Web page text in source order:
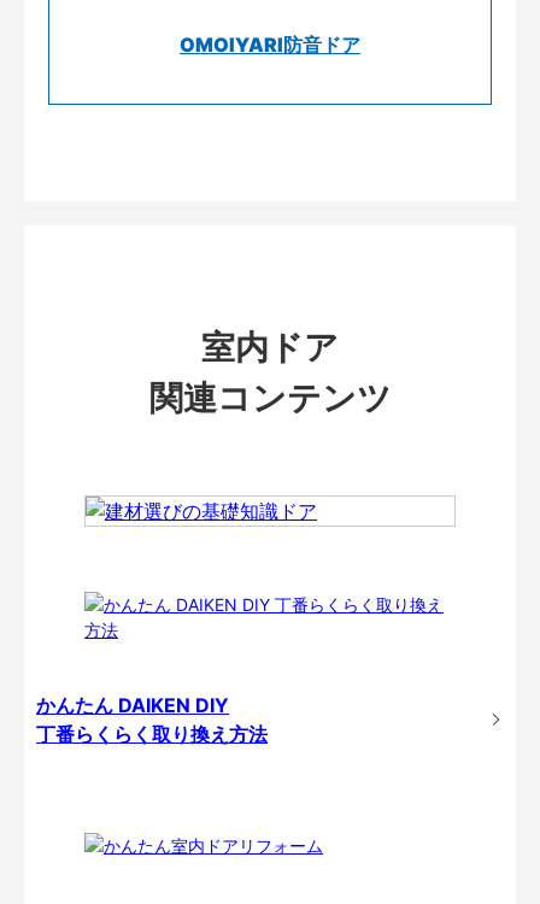
OMOIYARI防音ドア
室内ドア
関連コンテンツ
かんたん DAIKEN DIY
丁番らくらく取り換え方法